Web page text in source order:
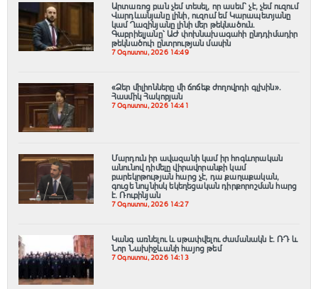
Արտառոց բան չեմ տեսել, որ ասեմ՝ չէ, չեմ ուզում
Վարդևանյանը լինի, ուզում եմ Կարապետյանը
կամ Ղազինյանը լինի մեր թեկնածուն.
Գաբրիելյանը՝ ԱԺ փոխնախագահի ընդդիմադիր
թեկնածուի ընտրության մասին
7 Օգոստոս, 2026 14:49
«Ձեր միլիոնները մի ճոճեք ժողովրդի գլխին».
Հասմիկ Հակոբյան
7 Օգոստոս, 2026 14:41
Մարդուն իր ավազանի կամ իր հոգևորական
անունով դիմելը վիրավորանքի կամ
բարեկրթության հարց չէ, դա քաղաքական,
գուցե նույնիսկ եկեղեցական դիրքորոշման հարց
է. Ռուբինյան
7 Օգոստոս, 2026 14:27
Կանգ առնելու և սթափվելու ժամանակն է․ ՌԴ և
Նոր Նախիջևանի հայոց թեմ
7 Օգոստոս, 2026 14:13